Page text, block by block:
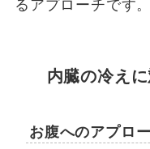
るアプローチです。
内臓の冷え
お腹へのアプロ